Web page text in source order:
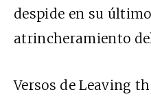
despide en su
atrincheramiento
Versos de Leaving